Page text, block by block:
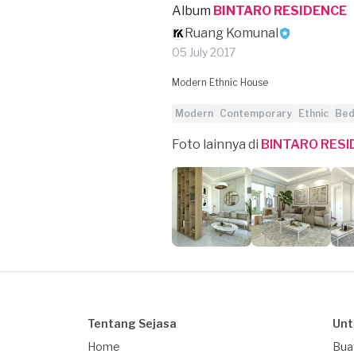
Album BINTARO RESIDENCE
Ruang Komunal
05 July 2017
Modern Ethnic House
Modern Contemporary Ethnic
Foto lainnya di BINTARO
Tentang Sejasa
Home